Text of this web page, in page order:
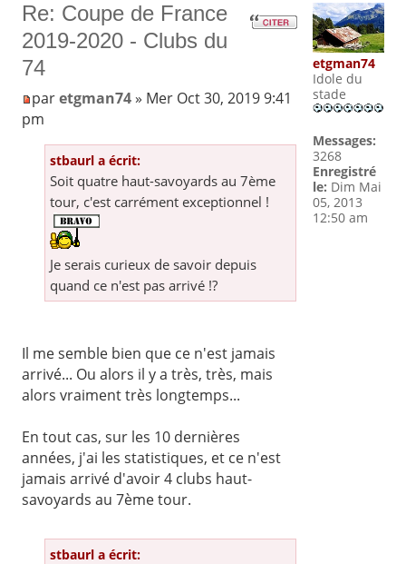
Re: Coupe de France
2019-2020 - Clubs du
74
paretgman74» Mer Oct 30, 2019 9:41
pm
stbaurl a écrit:
Soit quatre haut-savoyards au 7ème
tour, c'est carrément exceptionnel !
Je serais curieux de savoir depuis
quand ce n'est pas arrivé !?
Il me semble bien que ce n'est jamais
arrivé... Ou alors il y a très, très, mais
alors vraiment très longtemps...
En tout cas, sur les 10 dernières
années, j'ai les statistiques, et ce n'est
jamais arrivé d'avoir 4 clubs haut-
savoyards au 7ème tour.
stbaurl a écrit:
etgman74
Idole du
stade
Messages:
3268
Enregistré
le: Dim Mai
05, 2013
12:50 am